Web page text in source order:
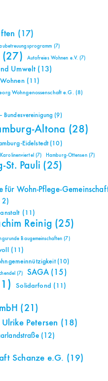
(17)
(7)
Autofreies Wohnen e.V. (7)
Umwelt (13)
(11)
Wohngenossenschaft e.G. (8)
Bundesvereinigung (9)
Altona (28)
Eidelstedt(10)
(7) Hamburg-Ottensen(7)
St. Pauli (25)
für Wohn-Pflege-
(11)
Reinig (25)
Baugemeinschaften (7)
(11)
(10)
(7) SAGA(15)
Solidarfond (11)
(21)
Ulrike Petersen (18)
(12)
Schanze e.G. (19)